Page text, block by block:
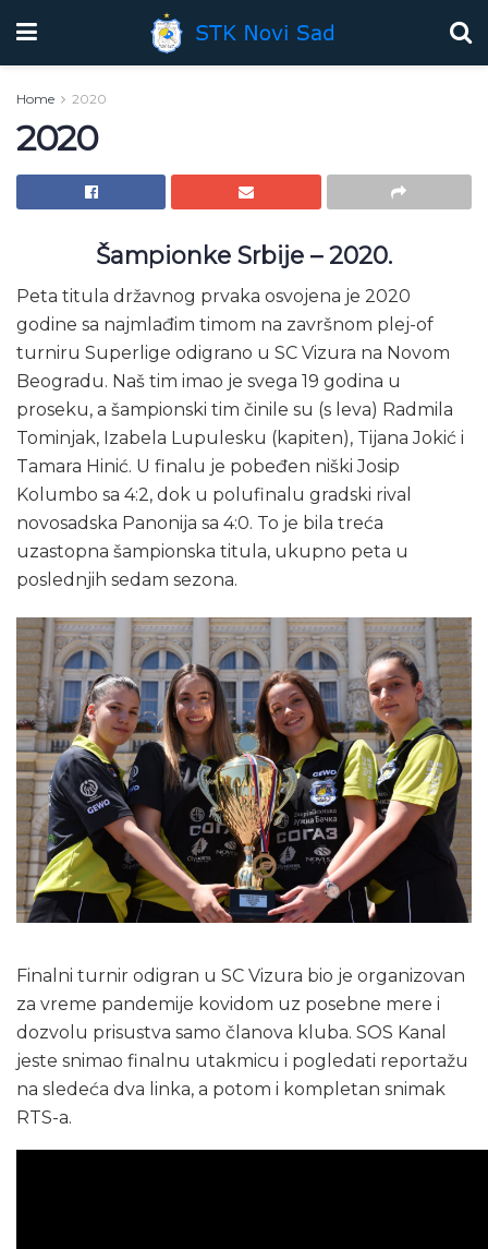
Home 2020
2020
Šampionke Srbije – 2020.
Peta titula državnog prvaka osvojena je 2020
godine sa najmlađim timom na završnom plej-of
turniru Superlige odigrano u SC Vizura na Novom
Beogradu. Naš tim imao je svega 19 godina u
proseku, a šampionski tim činile su (s leva) Radmila
Tominjak, Izabela Lupulesku (kapiten), Tijana Jokić i
Tamara Hinić. U finalu je pobeđen niški Josip
Kolumbo sa 4:2, dok u polufinalu gradski rival
novosadska Panonija sa 4:0. To je bila treća
uzastopna šampionska titula, ukupno peta u
poslednjih sedam sezona.
Finalni turnir odigran u SC Vizura bio je organizovan
za vreme pandemije kovidom uz posebne mere i
dozvolu prisustva samo članova kluba. SOS Kanal
jeste snimao finalnu utakmicu i pogledati reportažu
na sledeća dva linka, a potom i kompletan snimak
RTS-a.